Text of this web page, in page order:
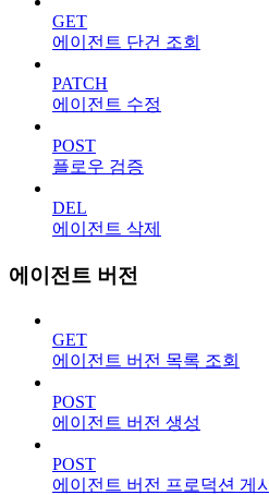
GET
에이전트 단건 조회
PATCH
에이전트 수정
POST
플로우 검증
DEL
에이전트 삭제
에이전트 버전
GET
에이전트 버전 목록 조회
POST
에이전트 버전 생성
POST
에이전트 버전 프로덕션 게시